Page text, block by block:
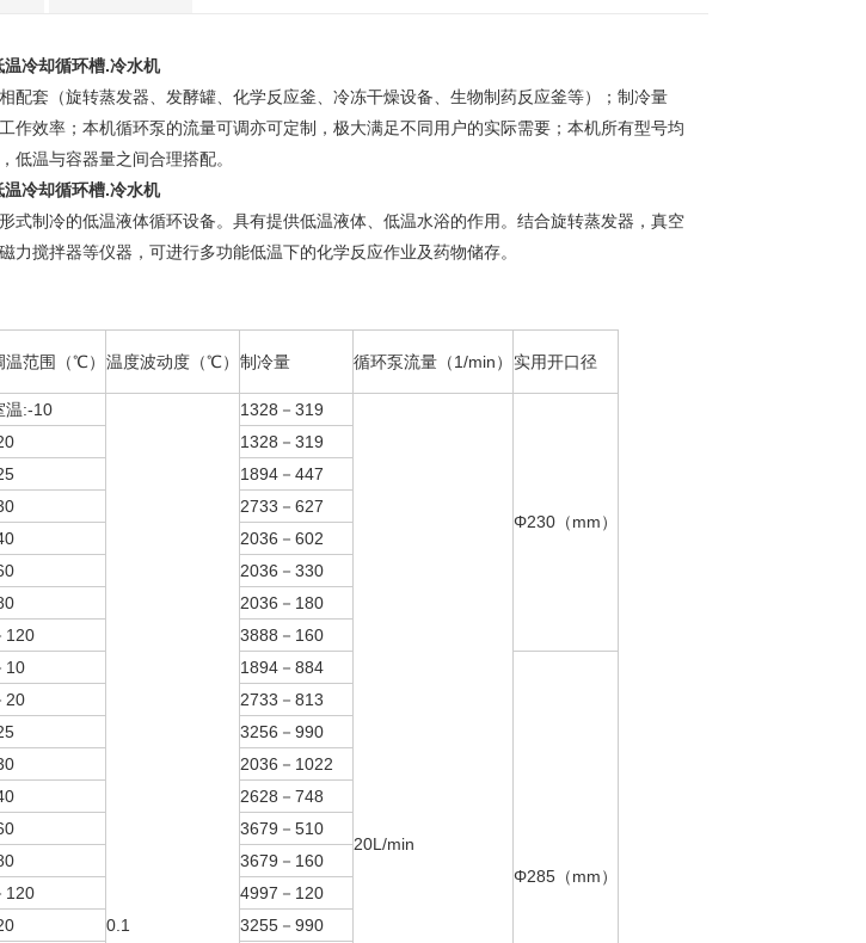
冷却循环槽.冷水机
配套（旋转蒸发器、发酵罐、化学反应釜、冷冻干燥设备、生物制药反应釜等）；制冷量
作效率；本机循环泵的流量可调亦可定制，极大满足不同用户的实际需要；本机所有型号均
低温与容器量之间合理搭配。
冷却循环槽.冷水机
式制冷的低温液体循环设备。具有提供低温液体、低温水浴的作用。结合旋转蒸发器，真空
力搅拌器等仪器，可进行多功能低温下的化学反应作业及药物储存。
温范围（℃） 温度波动度（℃） 制冷量 循环泵流量（1/min） 实用开口径
温:-10
0.1
1328－319
20L/min
Φ230（mm）
1328－319
1894－447
2733－627
2036－602
2036－330
2036－180
120
3888－160
10 1894－884
Φ285（mm）
20
2733－813
3256－990
2036－1022
2628－748
3679－510
3679－160
120
4997－120
3255－990